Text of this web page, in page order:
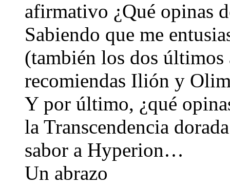
afirmativo ¿Qué opinas
Sabiendo que me
(también los dos últimos
recomiendas Ilión y
Y por último, ¿qué
la Transcendencia
sabor a Hyperion…
Un abrazo